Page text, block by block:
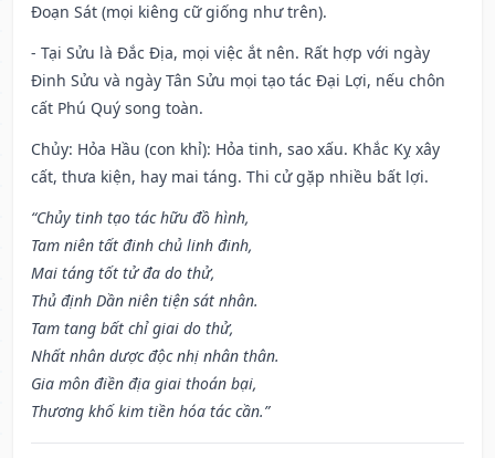
Đoạn Sát (mọi kiêng cữ giống như trên).
- Tại Sửu là Đắc Địa, mọi việc ắt nên. Rất hợp với ngày
Đinh Sửu và ngày Tân Sửu mọi tạo tác Đại Lợi, nếu chôn
cất Phú Quý song toàn.
Chủy: Hỏa Hầu (con khỉ): Hỏa tinh, sao xấu. Khắc Kỵ xây
cất, thưa kiện, hay mai táng. Thi cử gặp nhiều bất lợi.
“Chủy tinh tạo tác hữu đồ hình,
Tam niên tất đinh chủ linh đinh,
Mai táng tốt tử đa do thử,
Thủ định Dần niên tiện sát nhân.
Tam tang bất chỉ giai do thử,
Nhất nhân dược độc nhị nhân thân.
Gia môn điền địa giai thoán bại,
Thương khố kim tiền hóa tác cần.”